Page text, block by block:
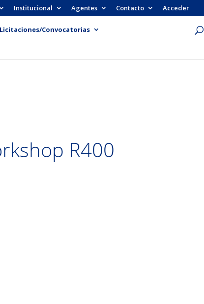
Institucional Agentes Contacto Acceder
Licitaciones/Convocatorias
R400